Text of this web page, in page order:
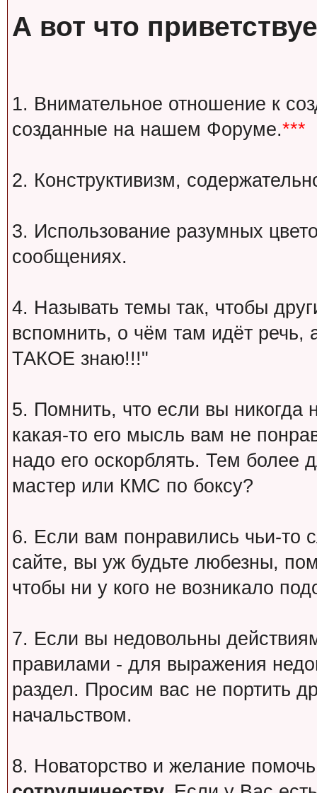
А вот что
1. Внимательное отношение к
созданные на нашем Форуме.***
2. Конструктивизм,
3. Использование разумных
сообщениях.
4. Называть темы так, чтобы
вспомнить, о чём там идёт речь,
ТАКОЕ знаю!!!"
5. Помнить, что если вы никогда
какая-то его мысль вам не
надо его оскорблять. Тем более
мастер или КМС по боксу?
6. Если вам понравились чьи-то
сайте, вы уж будьте любезны,
чтобы ни у кого не возникало
7. Если вы недовольны
правилами - для выражения
раздел. Просим вас не портить
начальством.
8. Новаторство и желание